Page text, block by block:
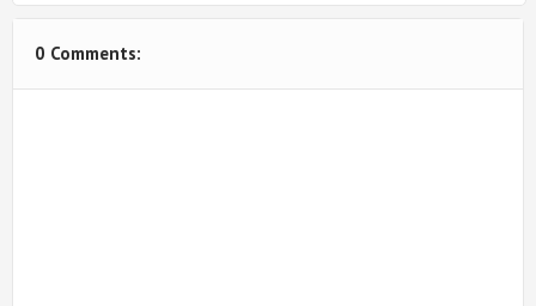
0 Comments: